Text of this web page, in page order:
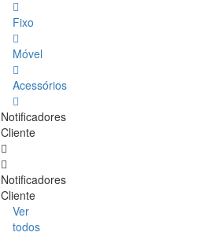
Fixo
Móvel
Acessórios
Notificadores
Cliente
Notificadores
Cliente
Ver
todos